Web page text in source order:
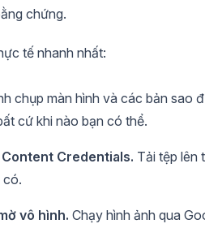
chứng.
tế nhanh nhất:
chụp màn hình và các bản sao
cứ khi nào bạn có thể.
Content Credentials. Tải tệp lên
có.
vô hình. Chạy hình ảnh qua